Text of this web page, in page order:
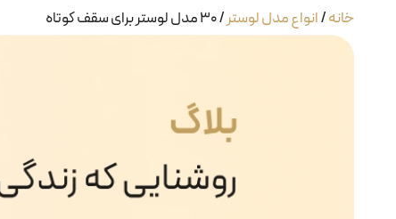
خانه/انواع مدل لوستر/ ۳۰ مدل لوستر برای سقف کوتاه